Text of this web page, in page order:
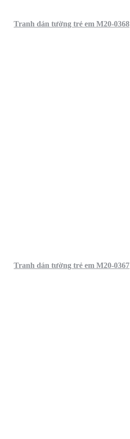
Tranh dán tường trẻ em M20-0368
Tranh dán tường trẻ em M20-0367